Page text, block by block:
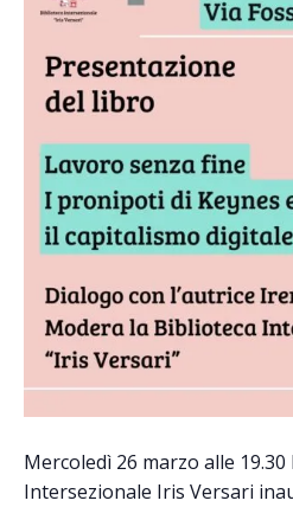
Mercoledì 26 marzo alle
Intersezionale Iris Versari